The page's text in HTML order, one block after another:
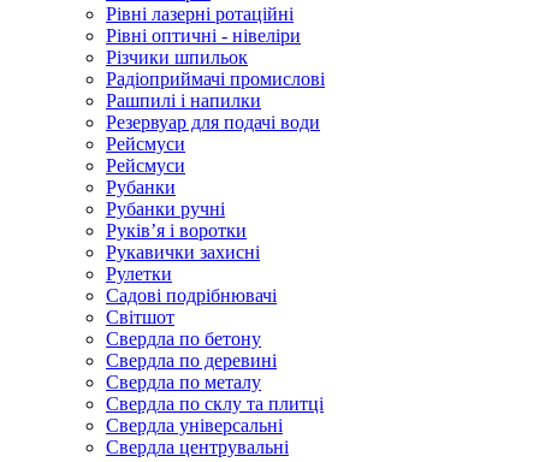
Рівні лазерні ротаційні
Рівні оптичні - нівеліри
Різчики шпильок
Радіоприймачі промислові
Рашпилі і напилки
Резервуар для подачі води
Рейсмуси
Рейсмуси
Рубанки
Рубанки ручні
Руківʼя і воротки
Рукавички захисні
Рулетки
Садові подрібнювачі
Світшот
Свердла по бетону
Свердла по деревині
Свердла по металу
Свердла по склу та плитці
Свердла універсальні
Свердла центрувальні